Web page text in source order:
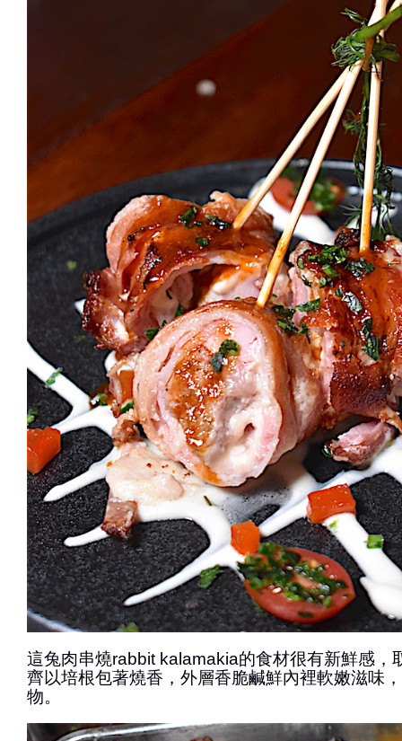
這兔肉串燒rabbit kalamakia的食材很有新鮮感，
齊以培根包著燒香，外層香脆鹹鮮內裡軟嫩滋味
物。